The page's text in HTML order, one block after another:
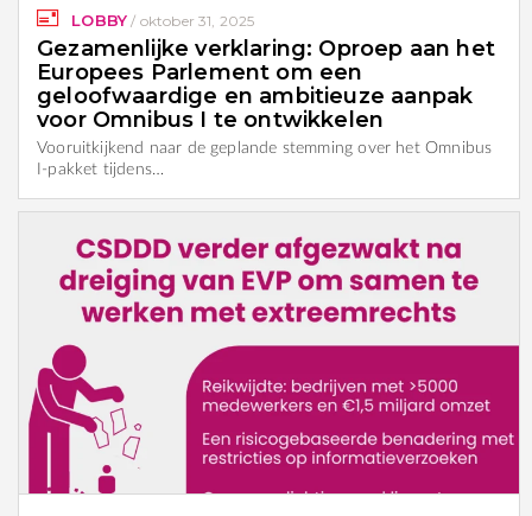
LOBBY / oktober 31, 2025
Gezamenlijke verklaring: Oproep aan het
Europees Parlement om een
geloofwaardige en ambitieuze aanpak
voor Omnibus I te ontwikkelen
Vooruitkijkend naar de geplande stemming over het Omnibus
I-pakket tijdens…